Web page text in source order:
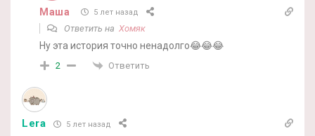
Маша 5 лет назад
Ответить на Хомяк
Ну эта история точно ненадолго😂😂😂
2 Ответить
Lera 5 лет назад